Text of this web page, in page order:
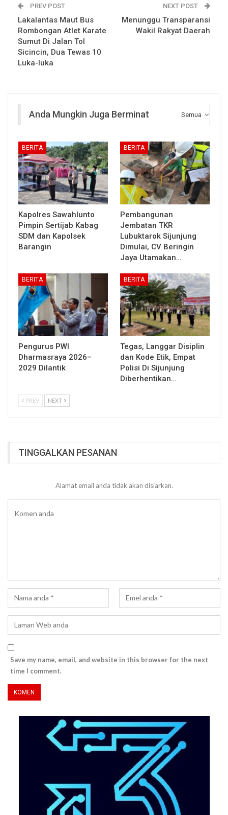
PREV POST
Lakalantas Maut Bus
Rombongan Atlet Karate
Sumut Di Jalan Tol
Sicincin, Dua Tewas 10
Luka-luka
NEXT POST
Menunggu Transparansi
Wakil Rakyat Daerah
Semua
Anda Mungkin Juga Berminat
BERITA
Kapolres Sawahlunto
Pimpin Sertijab Kabag
SDM dan Kapolsek
Barangin
BERITA
Pembangunan
Jembatan TKR
Lubuktarok Sijunjung
Dimulai, CV Beringin
Jaya Utamakan…
BERITA
Pengurus PWI
Dharmasraya 2026–
2029 Dilantik
BERITA
Tegas, Langgar Disiplin
dan Kode Etik, Empat
Polisi Di Sijunjung
Diberhentikan…
PREV NEXT
TINGGALKAN PESANAN
Alamat email anda tidak akan disiarkan.
Save my name, email, and website in this browser for the next
time I comment.